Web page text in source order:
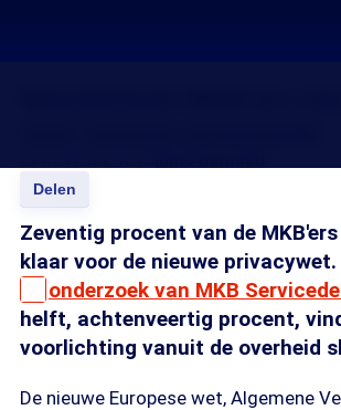
Delen
Zeventig procent van de
klaar voor de nieuwe
onderzoek van MKB
helft, achtenveertig procent,
voorlichting vanuit de overheid
De nieuwe Europese wet, Algemene